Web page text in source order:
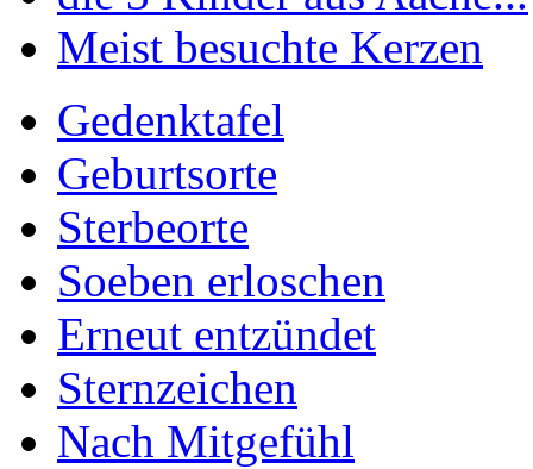
Meist besuchte Kerzen
Gedenktafel
Geburtsorte
Sterbeorte
Soeben erloschen
Erneut entzündet
Sternzeichen
Nach Mitgefühl